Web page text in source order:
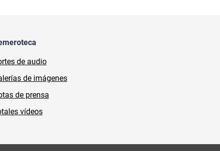
de audio
de imágenes
de prensa
vídeos